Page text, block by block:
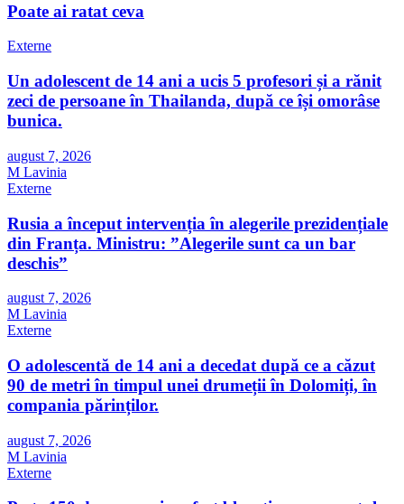
Poate ai ratat ceva
Externe
Un adolescent de 14 ani a ucis 5 profesori și a rănit
zeci de persoane în Thailanda, după ce își omorâse
bunica.
august 7, 2026
M Lavinia
Externe
Rusia a început intervenția în alegerile prezidențiale
din Franța. Ministru: ”Alegerile sunt ca un bar
deschis”
august 7, 2026
M Lavinia
Externe
O adolescentă de 14 ani a decedat după ce a căzut
90 de metri în timpul unei drumeții în Dolomiți, în
compania părinților.
august 7, 2026
M Lavinia
Externe